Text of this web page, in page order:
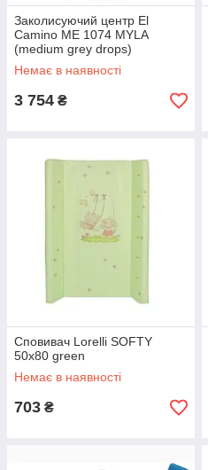
Заколисуючий центр El
Camino ME 1074 MYLA
(medium grey drops)
Немає в наявності
3 754 ₴
Сповивач Lorelli SOFTY
50x80 green
Немає в наявності
703 ₴